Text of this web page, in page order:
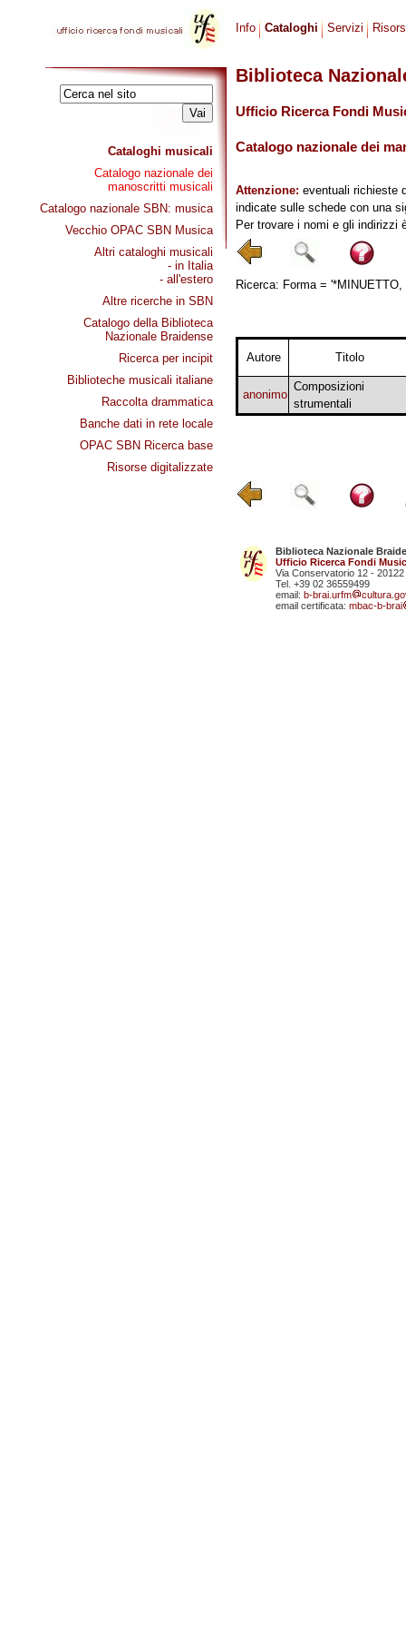
Cataloghi musicali
Catalogo nazionale dei
manoscritti musicali
Catalogo nazionale SBN: musica
Vecchio OPAC SBN Musica
Altri cataloghi musicali
- in Italia
- all'estero
Altre ricerche in SBN
Catalogo della Biblioteca
Nazionale Braidense
Ricerca per incipit
Biblioteche musicali italiane
Raccolta drammatica
Banche dati in rete locale
OPAC SBN Ricerca base
Risorse digitalizzate
Info Cataloghi Servizi
Biblioteca
Ufficio Ricerca Fondi
Catalogo nazionale dei
Attenzione: eventuali richieste
indicate sulle schede con una
Per trovare i nomi e gli indirizzi
Ricerca: Forma =
Autore Titolo
anonimo
Composizioni
strumentali
Biblioteca Nazionale
Ufficio Ricerca Fondi
Via Conservatorio 12 - 20122
Tel. +39 02 36559499
email: b-brai.urfm
email certificata: mbac-b-brai